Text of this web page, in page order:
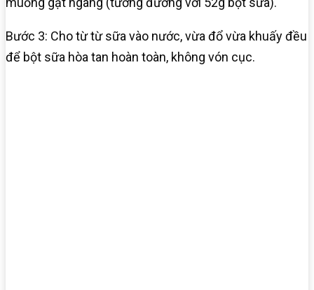
Bước 3: Cho từ từ sữa vào nước, vừa đổ vừa khuấy đều
để bột sữa hòa tan hoàn toàn, không vón cục.